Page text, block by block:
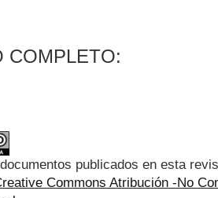
COMPLETO:
publicados en esta
Commons Atribución -No